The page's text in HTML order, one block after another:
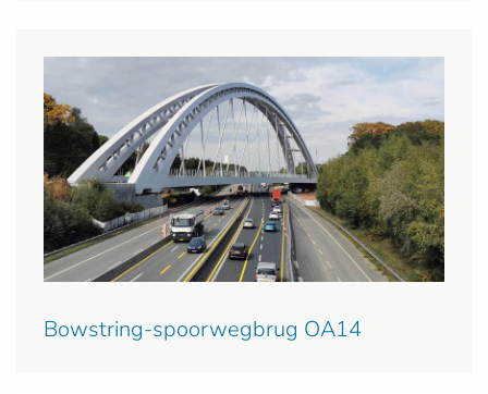
Bowstring-spoorwegbrug OA14